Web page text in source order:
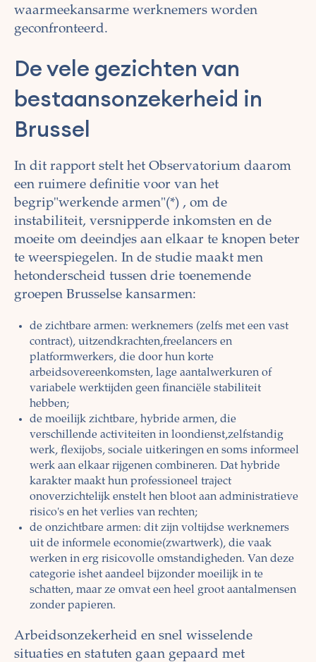
waarmeekansarme werknemers worden
geconfronteerd.
De vele gezichten van
bestaansonzekerheid in
Brussel
In dit rapport stelt het Observatorium daarom
een ruimere definitie voor van het
begrip"werkende armen"(*) , om de
instabiliteit, versnipperde inkomsten en de
moeite om deeindjes aan elkaar te knopen beter
te weerspiegelen. In de studie maakt men
hetonderscheid tussen drie toenemende
groepen Brusselse kansarmen:
de zichtbare armen: werknemers (zelfs met een vast
contract), uitzendkrachten,freelancers en
platformwerkers, die door hun korte
arbeidsovereenkomsten, lage aantalwerkuren of
variabele werktijden geen financiële stabiliteit
hebben;
de moeilijk zichtbare, hybride armen, die
verschillende activiteiten in loondienst,zelfstandig
werk, flexijobs, sociale uitkeringen en soms informeel
werk aan elkaar rijgenen combineren. Dat hybride
karakter maakt hun professioneel traject
onoverzichtelijk enstelt hen bloot aan administratieve
risico's en het verlies van rechten;
de onzichtbare armen: dit zijn voltijdse werknemers
uit de informele economie(zwartwerk), die vaak
werken in erg risicovolle omstandigheden. Van deze
categorie ishet aandeel bijzonder moeilijk in te
schatten, maar ze omvat een heel groot aantalmensen
zonder papieren.
Arbeidsonzekerheid en snel wisselende
situaties en statuten gaan gepaard met